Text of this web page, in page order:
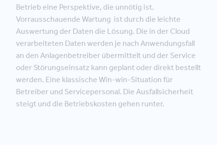
Betrieb eine Perspektive, die unnötig ist.
Vorrausschauende Wartung ist durch die leichte
Auswertung der Daten die Lösung. Die in der Cloud
verarbeiteten Daten werden je nach Anwendungsfall
an den Anlagenbetreiber übermittelt und der Service
oder Störungseinsatz kann geplant oder direkt bestellt
werden. Eine klassische Win-win-Si­tu­a­ti­on für
Betreiber und Servicepersonal. Die Ausfallsicherheit
steigt und die Betriebskosten gehen runter.